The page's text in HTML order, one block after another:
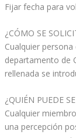
Fijar fecha para
¿CÓMO SE
Cualquier
departamento de
rellenada se
¿QUIÉN PUEDE
Cualquier
una percepción